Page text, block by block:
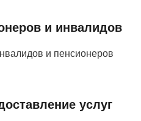
и инвалидов
и пенсионеров
услуг